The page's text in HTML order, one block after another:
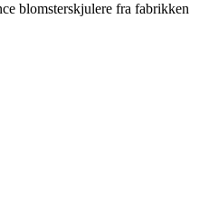
blomsterskjulere fra fabrikken